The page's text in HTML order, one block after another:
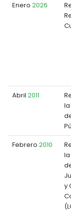
Enero 2026
Abril 2011
Febrero 2010
y